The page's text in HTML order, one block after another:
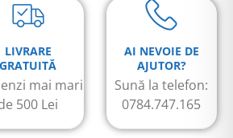
LIVRARE
GRATUITĂ
mai mari
500 Lei
AI NEVOIE DE
AJUTOR?
Sună la telefon:
0784.747.165